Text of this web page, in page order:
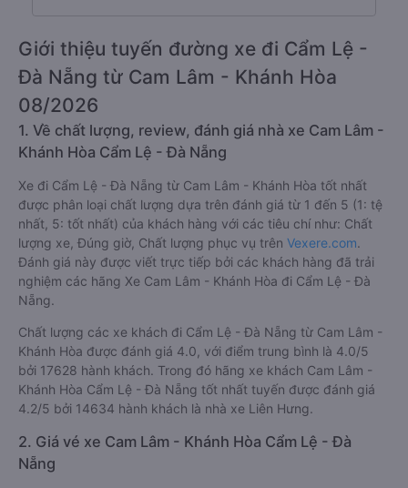
Giới thiệu tuyến đường xe đi Cẩm Lệ -
Đà Nẵng từ Cam Lâm - Khánh Hòa
08/2026
1. Về chất lượng, review, đánh giá nhà xe Cam Lâm -
Khánh Hòa Cẩm Lệ - Đà Nẵng
Xe đi Cẩm Lệ - Đà Nẵng từ Cam Lâm - Khánh Hòa tốt nhất
được phân loại chất lượng dựa trên đánh giá từ 1 đến 5 (1: tệ
nhất, 5: tốt nhất) của khách hàng với các tiêu chí như: Chất
lượng xe, Đúng giờ, Chất lượng phục vụ trên Vexere.com.
Đánh giá này được viết trực tiếp bởi các khách hàng đã trải
nghiệm các hãng Xe Cam Lâm - Khánh Hòa đi Cẩm Lệ - Đà
Nẵng.
Chất lượng các xe khách đi Cẩm Lệ - Đà Nẵng từ Cam Lâm -
Khánh Hòa được đánh giá 4.0, với điểm trung bình là 4.0/5
bởi 17628 hành khách. Trong đó hãng xe khách Cam Lâm -
Khánh Hòa Cẩm Lệ - Đà Nẵng tốt nhất tuyến được đánh giá
4.2/5 bởi 14634 hành khách là nhà xe Liên Hưng.
2. Giá vé xe Cam Lâm - Khánh Hòa Cẩm Lệ - Đà
Nẵng